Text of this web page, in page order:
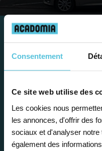
Consentement
Ce site web utilise des
Les cookies nous
les annonces, d'offrir des
sociaux et d'analyser
également des
Travailler
présente de
avantages